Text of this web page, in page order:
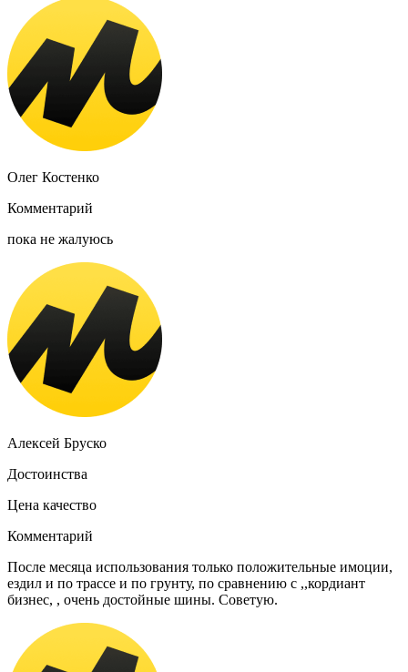
Олег Костенко
Комментарий
пока не жалуюсь
Алексей Бруско
Достоинства
Цена качество
Комментарий
После месяца использования только положительные имоции,
ездил и по трассе и по грунту, по сравнению с ,,кордиант
бизнес, , очень достойные шины. Советую.